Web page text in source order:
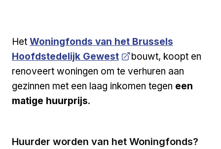
Het Open a new venster
Woningfonds van het Brussels
Hoofdstedelijk Gewest
bouwt, koopt en
renoveert woningen om te verhuren aan
gezinnen met een laag inkomen tegen een
matige huurprijs.
Huurder worden van het Woningfonds?